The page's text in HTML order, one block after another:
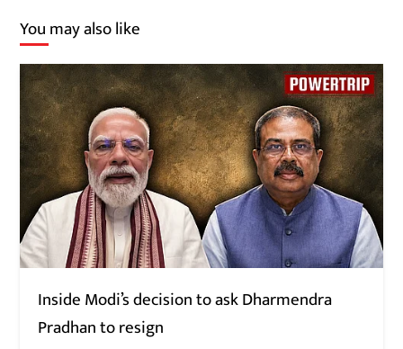
You may also like
Inside Modi’s decision to ask Dharmendra
Pradhan to resign